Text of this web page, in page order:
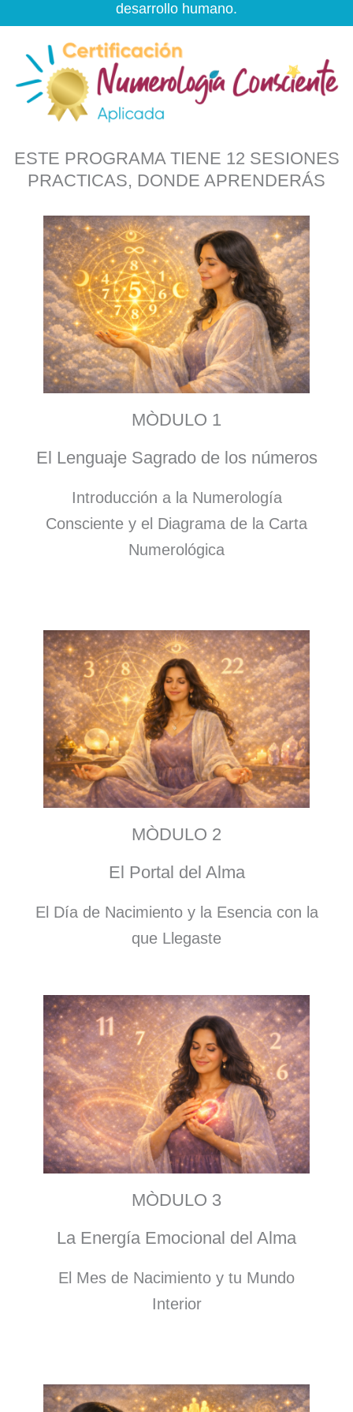
desarrollo humano.
ESTE PROGRAMA TIENE 12 SESIONES
PRACTICAS, DONDE APRENDERÁS
MÒDULO 1
El Lenguaje Sagrado de los números
Introducción a la Numerología
Consciente y el Diagrama de la Carta
Numerológica
MÒDULO 2
El Portal del Alma
El Día de Nacimiento y la Esencia con la
que Llegaste
MÒDULO 3
La Energía Emocional del Alma
El Mes de Nacimiento y tu Mundo
Interior